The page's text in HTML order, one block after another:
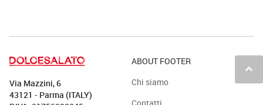
keyboard_arrow_up
Via Mazzini, 6
43121 - Parma (ITALY)
ABOUT FOOTER
Chi siamo